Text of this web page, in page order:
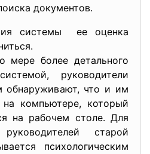
документов.
системы ее оценка
мере более детального
руководители
обнаруживают, что и им
на компьютере, который
на рабочем столе. Для
старой
психологическим